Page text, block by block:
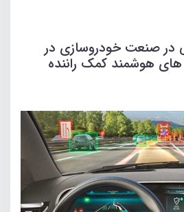
در صنعت خودروسازی در‌
های هوشمند کمک‌ راننده